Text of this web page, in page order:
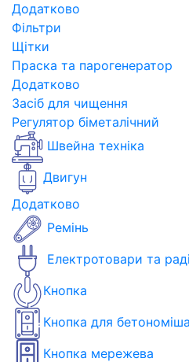
Додатково
Фільтри
Щітки
Праска та парогенератор
Додатково
Засіб для чищення
Регулятор біметалічний
Швейна техніка
Двигун
Додатково
Ремінь
Електротовари та
Кнопка
Кнопка для
Кнопка мережева